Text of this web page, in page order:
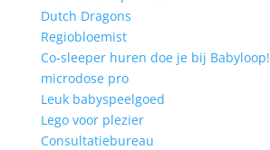
Dutch Dragons
Regiobloemist
Co-sleeper huren doe je bij Babyloop!
microdose pro
Leuk babyspeelgoed
Lego voor plezier
Consultatiebureau